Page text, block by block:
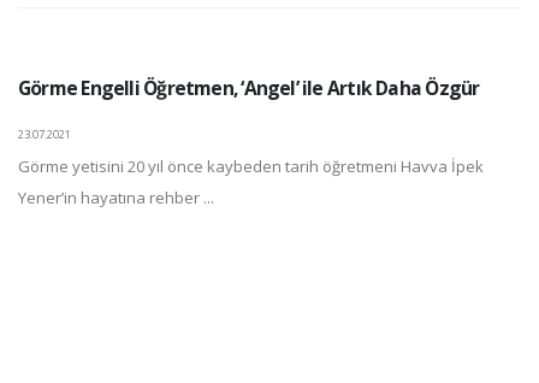
Görme Engelli Öğretmen, ‘Angel’ ile Artık Daha Özgür
23.07.2021
Görme yetisini 20 yıl önce kaybeden tarih öğretmeni Havva İpek
Yener’in hayatına rehber ...